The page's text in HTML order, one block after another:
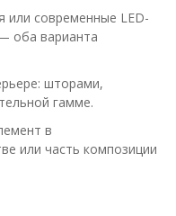
или современные LED-
оба варианта
шторами,
гамме.
в
или часть композиции